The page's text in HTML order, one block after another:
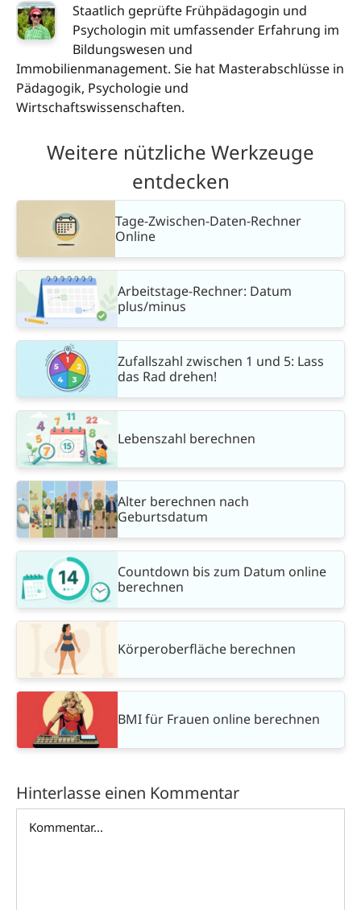
Staatlich geprüfte Frühpädagogin und
Psychologin mit umfassender Erfahrung im
Bildungswesen und
Immobilienmanagement. Sie hat Masterabschlüsse in
Pädagogik, Psychologie und
Wirtschaftswissenschaften.
Weitere nützliche Werkzeuge
entdecken
Tage-Zwischen-Daten-Rechner
Online
Arbeitstage-Rechner: Datum
plus/minus
Zufallszahl zwischen 1 und 5: Lass
das Rad drehen!
Lebenszahl berechnen
Alter berechnen nach
Geburtsdatum
Countdown bis zum Datum online
berechnen
Körperoberfläche berechnen
BMI für Frauen online berechnen
Hinterlasse einen Kommentar